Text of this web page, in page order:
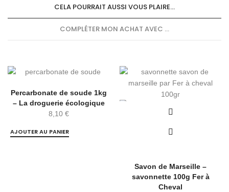
CELA POURRAIT AUSSI VOUS PLAIRE...
COMPLÉTER MON ACHAT AVEC ...
Percarbonate de soude 1kg
– La droguerie écologique
8,10 €
AJOUTER AU PANIER
Savon de Marseille –
savonnette 100g Fer à
Cheval